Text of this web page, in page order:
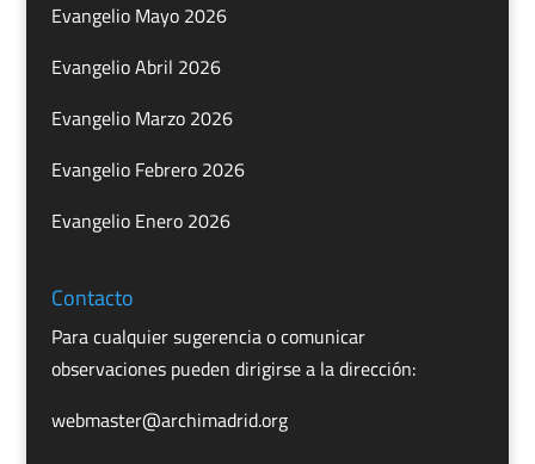
Evangelio Mayo 2026
Evangelio Abril 2026
Evangelio Marzo 2026
Evangelio Febrero 2026
Evangelio Enero 2026
Contacto
Para cualquier sugerencia o comunicar
observaciones pueden dirigirse a la dirección:
webmaster@archimadrid.org